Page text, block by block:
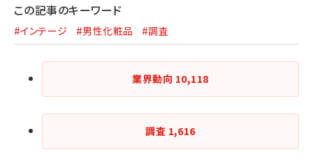
この記事のキーワード
#インテージ #男性化粧品 #調査
業界動向 10,118
調査 1,616